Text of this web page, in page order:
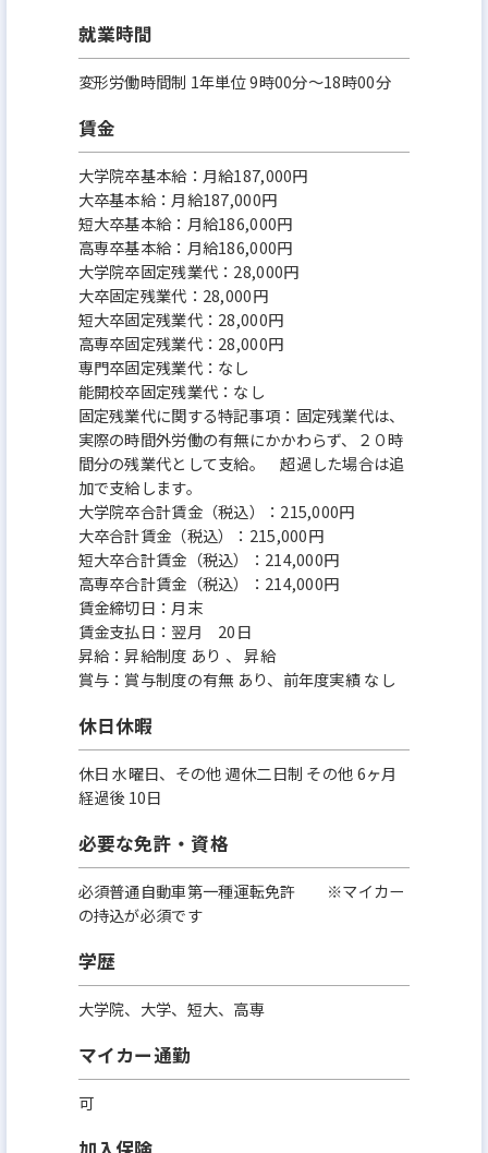
就業時間
変形労働時間制 1年単位 9時00分〜18時00分
賃金
大学院卒基本給：月給187,000円
大卒基本給：月給187,000円
短大卒基本給：月給186,000円
高専卒基本給：月給186,000円
大学院卒固定残業代：28,000円
大卒固定残業代：28,000円
短大卒固定残業代：28,000円
高専卒固定残業代：28,000円
専門卒固定残業代：なし
能開校卒固定残業代：なし
固定残業代に関する特記事項：固定残業代は、
実際の時間外労働の有無にかかわらず、２０時
間分の残業代として支給。 超過した場合は追
加で支給します。
大学院卒合計賃金（税込）：215,000円
大卒合計賃金（税込）：215,000円
短大卒合計賃金（税込）：214,000円
高専卒合計賃金（税込）：214,000円
賃金締切日：月末
賃金支払日：翌月 20日
昇給：昇給制度 あり 、 昇給
賞与：賞与制度の有無 あり、前年度実績 なし
休日休暇
休日 水曜日、その他 週休二日制 その他 6ヶ月
経過後 10日
必要な免許・資格
必須普通自動車第一種運転免許 ※マイカー
の持込が必須です
学歴
大学院、大学、短大、高専
マイカー通勤
可